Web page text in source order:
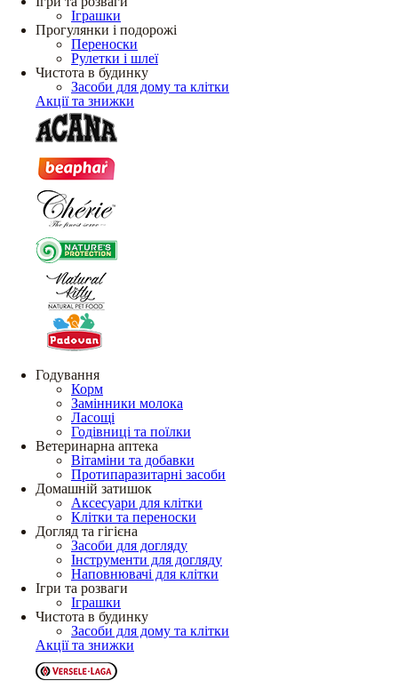
Іграшки
Прогулянки і подорожі
Переноски
Рулетки і шлеї
Чистота в будинку
Засоби для дому та клітки
Акції та знижки
Годування
Корм
Замінники молока
Ласощі
Годівниці та поїлки
Ветеринарна аптека
Вітаміни та добавки
Протипаразитарні засоби
Домашній затишок
Аксесуари для клітки
Клітки та переноски
Догляд та гігієна
Засоби для догляду
Інструменти для догляду
Наповнювачі для клітки
Ігри та розваги
Іграшки
Чистота в будинку
Засоби для дому та клітки
Акції та знижки